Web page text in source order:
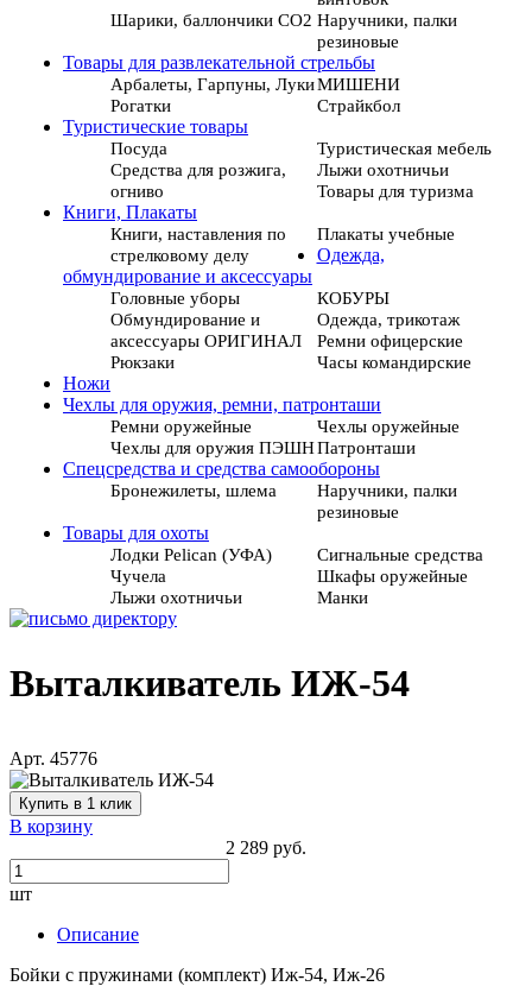
Шарики, баллончики СО2 Наручники, палки
резиновые
Товары для развлекательной стрельбы
Арбалеты, Гарпуны, ЛукиМИШЕНИ
Рогатки
Страйкбол
Туристические товары
Посуда
Туристическая мебель
Средства для розжига,
огниво
Лыжи охотничьи
Товары для туризма
Книги, Плакаты
Книги, наставления по
стрелковому делу
Плакаты учебные
Одежда,
обмундирование и аксессуары
Головные уборы
КОБУРЫ
Обмундирование и
аксессуары ОРИГИНАЛ
Одежда, трикотаж
Ремни офицерские
Рюкзаки
Часы командирские
Ножи
Чехлы для оружия, ремни, патронташи
Ремни оружейные
Чехлы оружейные
Чехлы для оружия ПЭШНПатронташи
Спецсредства и средства самообороны
Бронежилеты, шлема
Наручники, палки
резиновые
Товары для охоты
Лодки Pelican (УФА)
Сигнальные средства
Чучела
Шкафы оружейные
Лыжи охотничьи
Манки
Выталкиватель ИЖ-54
Арт. 45776
Купить в 1 клик
В корзину
2 289 руб.
шт
Описание
Бойки с пружинами (комплект) Иж-54, Иж-26